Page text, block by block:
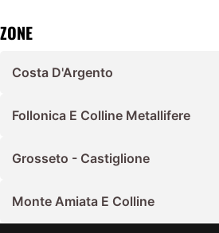
ZONE
Costa D'Argento
Follonica E Colline Metallifere
Grosseto - Castiglione
Monte Amiata E Colline